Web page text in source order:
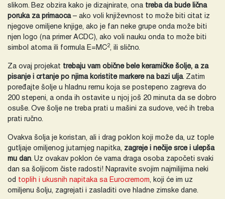
slikom. Bez obzira kako je dizajnirate, ona treba da bude lična
poruka za primaoca– ako voli književnost to može biti citat iz
njegove omiljene knjige, ako je fan neke grupe onda može biti
njen logo (na primer ACDC), ako voli nauku onda to može biti
simbol atoma ili formula E=MC2, ili slično.
Za ovaj projekat trebaju vam obične bele keramičke šolje, a za
pisanje i crtanje po njima koristite markere na bazi ulja. Zatim
poređajte šolje u hladnu rernu koja se postepeno zagreva do
200 stepeni, a onda ih ostavite u njoj još 20 minuta da se dobro
osuše. Ove šolje ne treba prati u mašini za sudove, već ih treba
prati ručno.
Ovakva šolja je koristan, ali i drag poklon koji može da, uz tople
gutljaje omiljenog jutarnjeg napitka, zagreje i nečije srce i ulepša
mu dan. Uz ovakav poklon će vama draga osoba započeti svaki
dan sa šoljicom čiste radosti! Napravite svojim najmilijima neki
od toplih i ukusnih napitaka sa Eurocremom, koji će im uz
omiljenu šolju, zagrejati i zasladiti ove hladne zimske dane.